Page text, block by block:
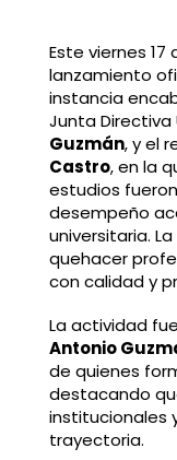
Este viernes 17
lanzamiento
instancia
Junta Directiva
Guzmán, y el
Castro, en la
estudios
desempeño
universitaria.
quehacer
con calidad y
La actividad
Antonio
de quienes
destacando
institucionales
trayectoria.